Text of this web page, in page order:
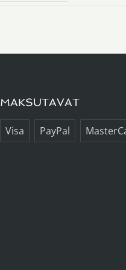
MAKSUTAVAT
Visa PayPal